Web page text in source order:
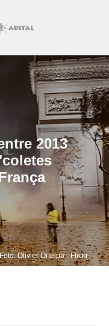
2013
Olivier Ortelpa - Flickr